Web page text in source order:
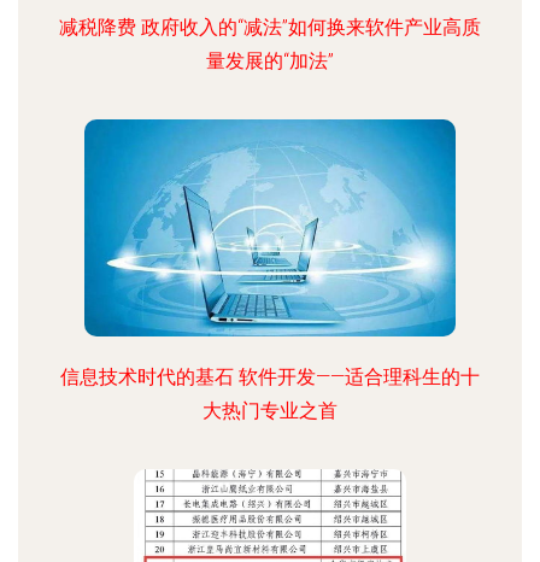
减税降费 政府收入的“减法”如何换来软件产业高质
量发展的“加法”
信息技术时代的基石 软件开发——适合理科生的十
大热门专业之首